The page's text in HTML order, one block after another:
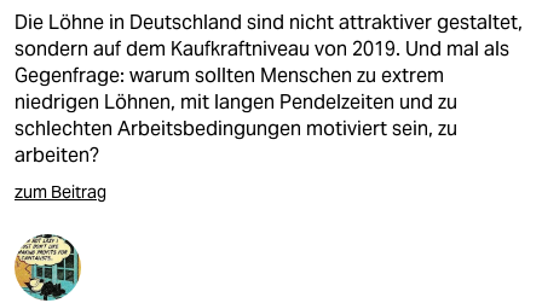
Die Löhne in Deutschland sind nicht attraktiver gestaltet,
sondern auf dem Kaufkraftniveau von 2019. Und mal als
Gegenfrage: warum sollten Menschen zu extrem
niedrigen Löhnen, mit langen Pendelzeiten und zu
schlechten Arbeitsbedingungen motiviert sein, zu
arbeiten?
zum Beitrag